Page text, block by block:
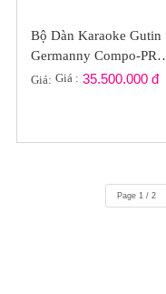
Bộ Dàn Karaoke Gutin
Germanny Compo-PRO
GT2022-022
Giá: Giá : 35.500.000 đ
Page 1 / 2